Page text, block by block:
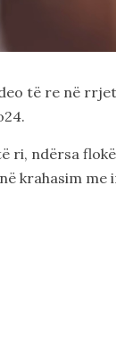
të re në
ri, ndërsa
krahasim me